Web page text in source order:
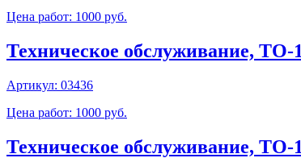
Цена работ: 1000 руб.
Техническое обслуживание, ТО-
Артикул: 03436
Цена работ: 1000 руб.
Техническое обслуживание,